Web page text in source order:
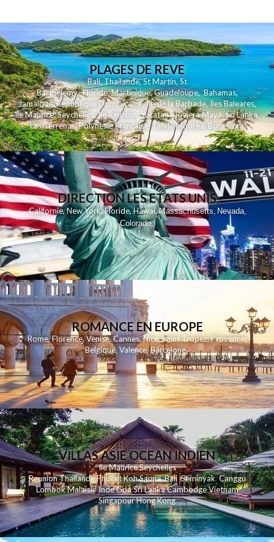
PLAGES DE REVE
Bali,Thailande,St Martin,St
Barthelemy,Floride,Martinique,Guadeloupe,Bahamas,
Jamaique,Republique Dominicaine,Ile de la Barbade,Iles Baleares,
Ile Maurice,Seychelles,Ile Reunion,Yucatan - Riviera Maya,Sri Lanka,
Las Terrenas,Polynesie Française,Tahiti,Moorea, Bora Bora
DIRECTION LES ETATS UNIS
Californie,New York,Floride,Hawai,Massachusetts, Nevada,
Colorado,
ROMANCE EN EUROPE
Rome,Florence,Venise,Cannes,Nice,Saint Tropez,Provence,
Belgique,Valence,Barcelone,
VILLAS ASIE OCEAN INDIEN
Ile MauriceSeychelles
ReunionThailandePhuketKohSamui Bali SeminyakCanggu
LombokMalaisieIndeGoaSri LankaCambodgeVietnam
SingapourHong Kong